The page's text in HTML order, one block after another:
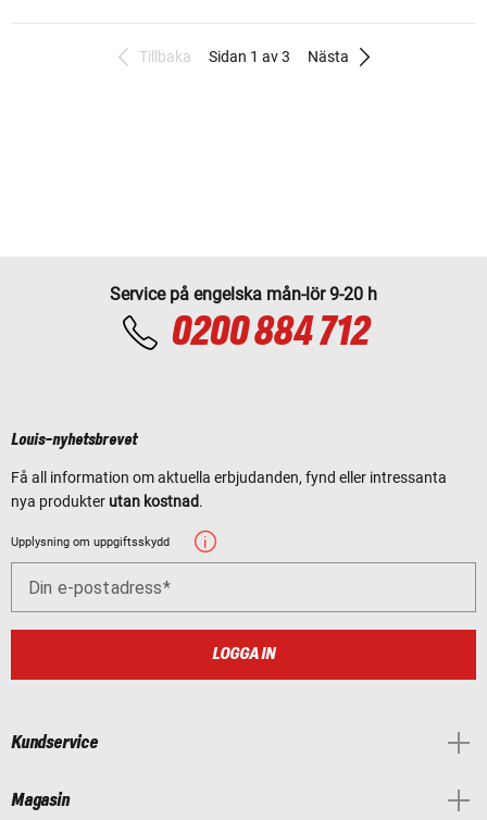
Tillbaka Sidan 1 av 3 Nästa
Service på engelska mån-lör 9-20 h
0200 884 712
Louis-nyhetsbrevet
Få all information om aktuella erbjudanden, fynd eller intressanta
nya produkter utan kostnad.
Upplysning om uppgiftsskydd
Din e-postadress
LOGGA IN
Kundservice
Magasin